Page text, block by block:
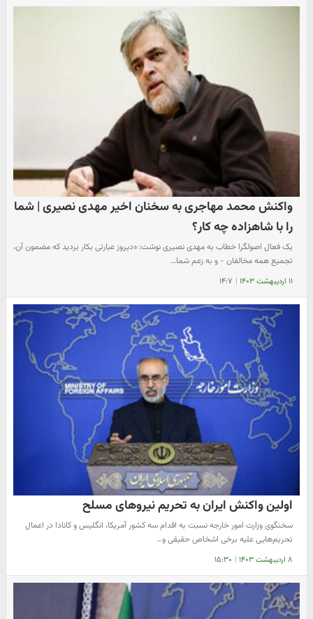
واکنش محمد مهاجری به سخنان اخیر مهدی نصیری | شما
را با شاهزاده چه کار؟
یک فعال اصولگرا خطاب به مهدی نصیری نوشت: «دیروز عبارتی بکار بردید که مضمون آن،
تجمیع همه مخالفان - و به زعم شما…
۱۱ اردیبهشت ۱۴۰۳ | ۱۴:۷
اولین واکنش ایران به تحریم نیروهای مسلح
سخنگوی وزارت امور خارجه نسبت به اقدام سه کشور آمریکا، انگلیس و کانادا در اعمال
تحریم‌هایی علیه برخی اشخاص حقیقی و…
۸ اردیبهشت ۱۴۰۳ | ۱۵:۳۰